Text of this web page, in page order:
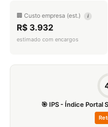
🏢 Custo empresa (est.) i
R$ 3.932
estimado com encargos
🎯 IPS - Índice Portal